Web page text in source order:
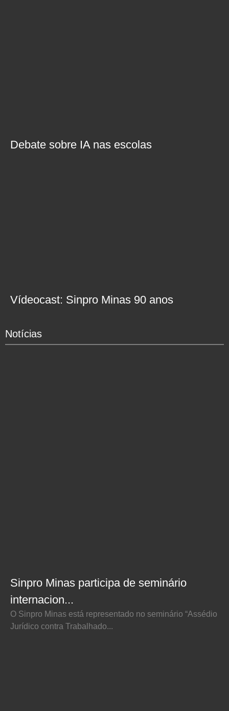
Debate sobre IA nas escolas
Vídeocast: Sinpro Minas 90 anos
Notícias
Sinpro Minas participa de seminário
internacion...
O Sinpro Minas está representado no seminário “Assédio
Jurídico contra Trabalhado...